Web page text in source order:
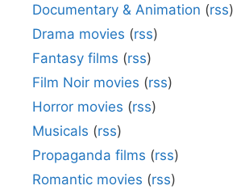
Documentary & Animation (rss)
Drama movies (rss)
Fantasy films (rss)
Film Noir movies (rss)
Horror movies (rss)
Musicals (rss)
Propaganda films (rss)
Romantic movies (rss)